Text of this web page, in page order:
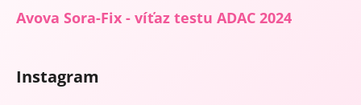
Avova Sora-Fix - víťaz testu ADAC 2024
Instagram